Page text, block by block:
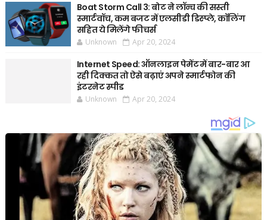
Boat Storm Call 3: बोट ने लॉन्च की सस्ती
स्मार्टवॉच, कम बजट में एलसीडी डिस्प्ले, कॉलिंग
सहित ये मिलेंगे फीचर्स
Unknown Apr 20, 2024
Internet Speed: ऑनलाइन पेमेंट में बार-बार आ
रही दिक्कत तो ऐसे बढ़ाएं अपने स्मार्टफोन की
इंटरनेट स्पीड
Unknown Apr 20, 2024